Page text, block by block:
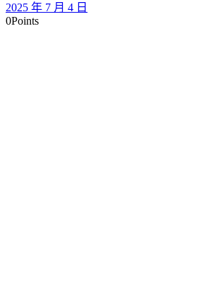
2025 年 7 月 4 日
0Points